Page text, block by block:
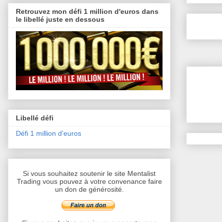
Retrouvez mon défi 1 million d'euros dans
le libellé juste en dessous
Libellé défi
Défi 1 million d'euros
Si vous souhaitez soutenir le site Mentalist
Trading vous pouvez à votre convenance faire
un don de générosité.